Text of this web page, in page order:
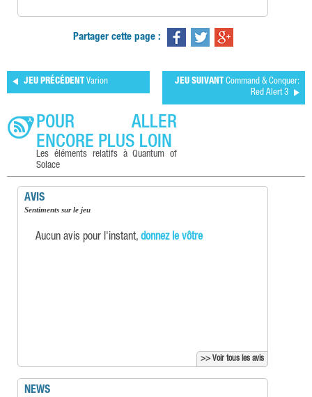
Partager cette page :
JEU PRÉCÉDENT Varion JEU SUIVANT Command & Conquer:
Red Alert 3
POUR ALLER
ENCORE PLUS LOIN
Les éléments relatifs à Quantum of
Solace
AVIS
Sentiments sur le jeu
Aucun avis pour l'instant, donnez le vôtre
>> Voir tous les avis
NEWS